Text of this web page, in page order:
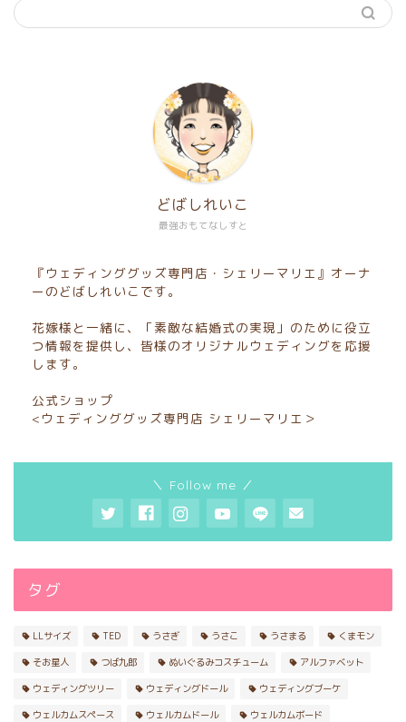
最強おもてなしすと
どばしれいこ
『ウェディンググッズ専門店・シェリーマリエ』オーナ
ーのどばしれいこです。
花嫁様と一緒に、「素敵な結婚式の実現」のために役立
つ情報を提供し、皆様のオリジナルウェディングを応援
します。
公式ショップ
<ウェディンググッズ専門店 シェリーマリエ＞
＼ Follow me ／
タグ
LLサイズ TED うさぎ うさこ うさまる くまモン
そお星人 つば九郎 ぬいぐるみコスチューム アルファベット
ウェディングツリー ウェディングドール ウェディングブーケ
ウェルカムスペース ウェルカムドール ウェルカムボード